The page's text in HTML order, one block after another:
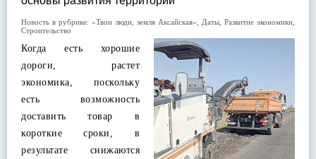
Новость в рубрике: «Твои люди, земля Аксайская» Даты Развитие экономики
Строительство
Когда есть хорошие
дороги, растет
экономика, поскольку
есть возможность
доставить товар в
короткие сроки, в
результате снижаются